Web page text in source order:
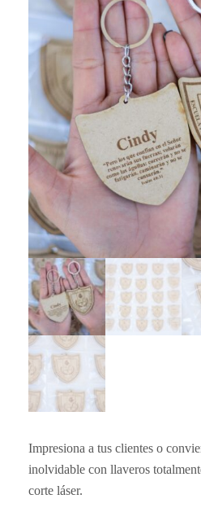
Impresiona a tus clientes o
inolvidable con llaveros
corte láser.